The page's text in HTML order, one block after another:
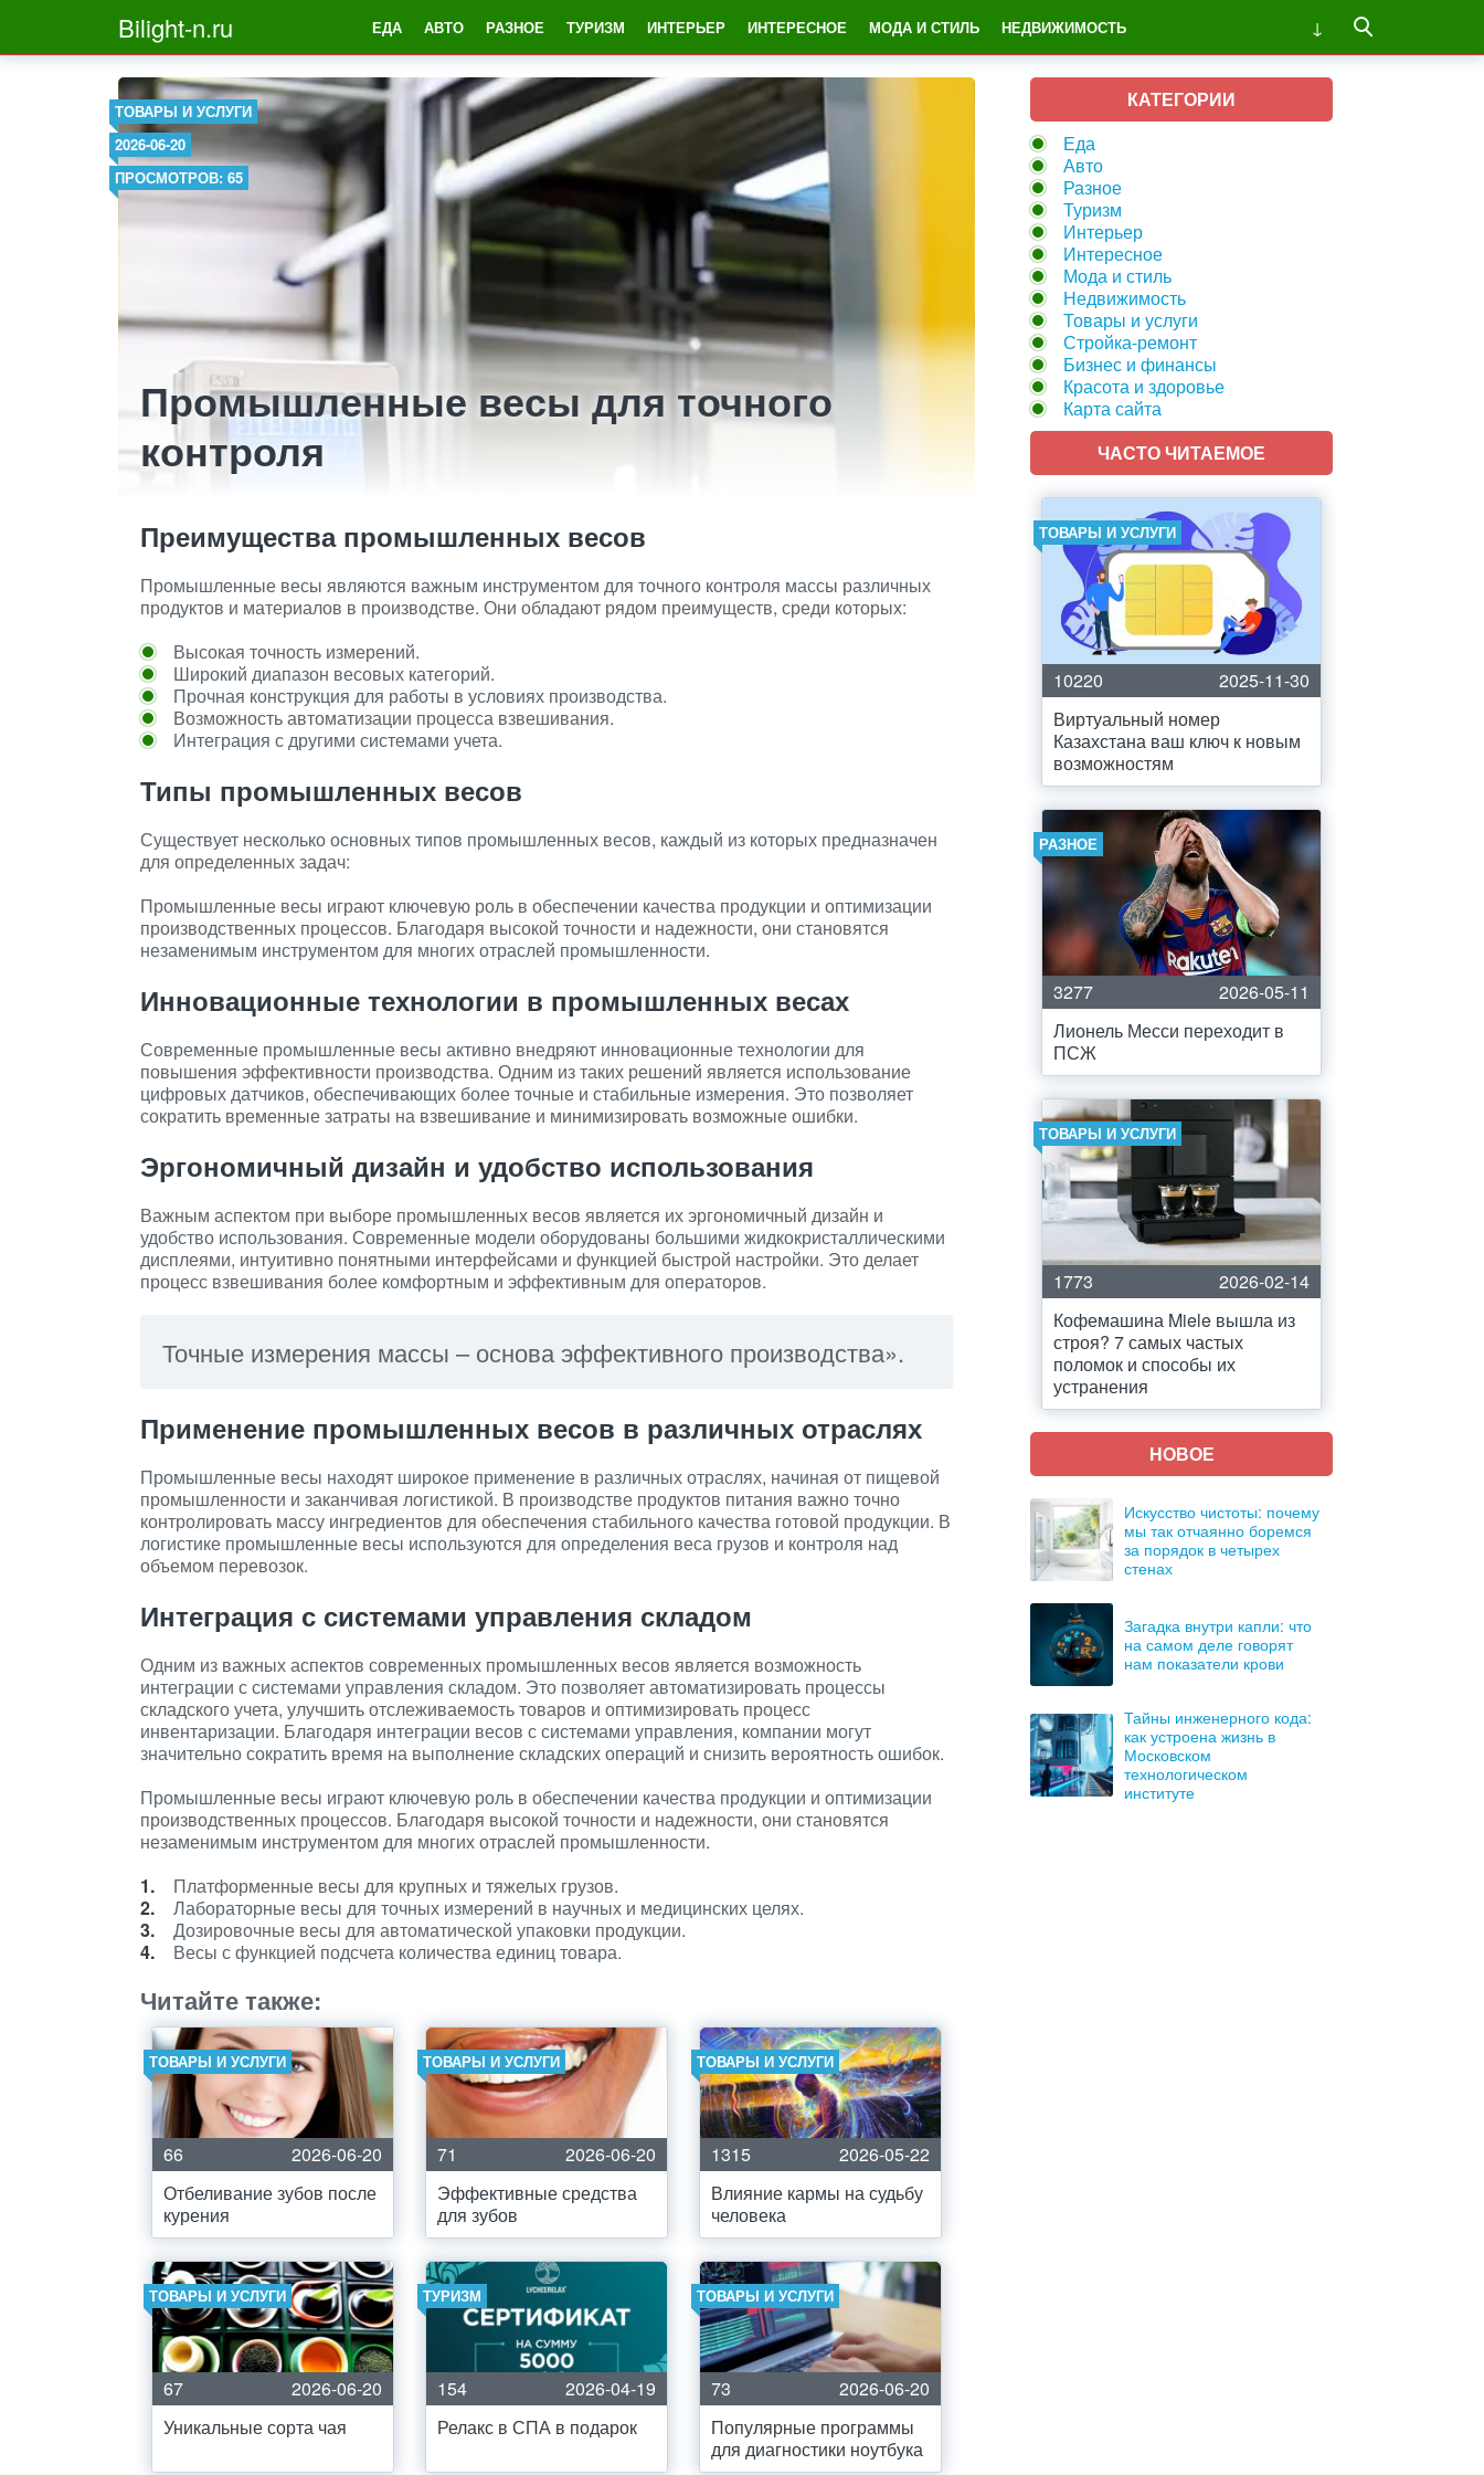
Bilight-n.ru ЕДА АВТО РАЗНОЕ ТУРИЗМ ИНТЕРЬЕР ИНТЕРЕСНОЕ МОДА И СТИЛЬ НЕДВИЖИМОСТЬ
ТОВАРЫ И УСЛУГИ
2026-06-20
ПРОСМОТРОВ: 65
Промышленные весы для точного
контроля
Преимущества промышленных весов
Промышленные весы являются важным инструментом для точного контроля массы различных
продуктов и материалов в производстве. Они обладают рядом преимуществ, среди которых:
Высокая точность измерений.
Широкий диапазон весовых категорий.
Прочная конструкция для работы в условиях производства.
Возможность автоматизации процесса взвешивания.
Интеграция с другими системами учета.
Типы промышленных весов
Существует несколько основных типов промышленных весов, каждый из которых предназначен
для определенных задач:
Промышленные весы играют ключевую роль в обеспечении качества продукции и оптимизации
производственных процессов. Благодаря высокой точности и надежности, они становятся
незаменимым инструментом для многих отраслей промышленности.
Инновационные технологии в промышленных весах
Современные промышленные весы активно внедряют инновационные технологии для
повышения эффективности производства. Одним из таких решений является использование
цифровых датчиков, обеспечивающих более точные и стабильные измерения. Это позволяет
сократить временные затраты на взвешивание и минимизировать возможные ошибки.
Эргономичный дизайн и удобство использования
Важным аспектом при выборе промышленных весов является их эргономичный дизайн и
удобство использования. Современные модели оборудованы большими жидкокристаллическими
дисплеями, интуитивно понятными интерфейсами и функцией быстрой настройки. Это делает
процесс взвешивания более комфортным и эффективным для операторов.
Точные измерения массы – основа эффективного производства».
Применение промышленных весов в различных отраслях
Промышленные весы находят широкое применение в различных отраслях, начиная от пищевой
промышленности и заканчивая логистикой. В производстве продуктов питания важно точно
контролировать массу ингредиентов для обеспечения стабильного качества готовой продукции. В
логистике промышленные весы используются для определения веса грузов и контроля над
объемом перевозок.
Интеграция с системами управления складом
Одним из важных аспектов современных промышленных весов является возможность
интеграции с системами управления складом. Это позволяет автоматизировать процессы
складского учета, улучшить отслеживаемость товаров и оптимизировать процесс
инвентаризации. Благодаря интеграции весов с системами управления, компании могут
значительно сократить время на выполнение складских операций и снизить вероятность ошибок.
Промышленные весы играют ключевую роль в обеспечении качества продукции и оптимизации
производственных процессов. Благодаря высокой точности и надежности, они становятся
незаменимым инструментом для многих отраслей промышленности.
Платформенные весы для крупных и тяжелых грузов.
Лабораторные весы для точных измерений в научных и медицинских целях.
Дозировочные весы для автоматической упаковки продукции.
Весы с функцией подсчета количества единиц товара.
Читайте также:
ТОВАРЫ И УСЛУГИ
66
2026-06-20
Отбеливание зубов после
курения
ТОВАРЫ И УСЛУГИ
71
2026-06-20
Эффективные средства
для зубов
ТОВАРЫ И УСЛУГИ
1315
2026-05-22
Влияние кармы на судьбу
человека
ТОВАРЫ И УСЛУГИ
67
2026-06-20
Уникальные сорта чая
ТУРИЗМ
154
2026-04-19
Релакс в СПА в подарок
ТОВАРЫ И УСЛУГИ
73
2026-06-20
Популярные программы
для диагностики ноутбука
КАТЕГОРИИ
Еда
Авто
Разное
Туризм
Интерьер
Интересное
Мода и стиль
Недвижимость
Товары и услуги
Стройка-ремонт
Бизнес и финансы
Красота и здоровье
Карта сайта
ЧАСТО ЧИТАЕМОЕ
ТОВАРЫ И УСЛУГИ
10220
2025-11-30
Виртуальный номер
Казахстана ваш ключ к новым
возможностям
РАЗНОЕ
3277
2026-05-11
Лионель Месси переходит в
ПСЖ
ТОВАРЫ И УСЛУГИ
1773
2026-02-14
Кофемашина Miele вышла из
строя? 7 самых частых
поломок и способы их
устранения
НОВОЕ
Искусство чистоты: почему
мы так отчаянно боремся
за порядок в четырех
стенах
Загадка внутри капли: что
на самом деле говорят
нам показатели крови
Тайны инженерного кода:
как устроена жизнь в
Московском
технологическом
институте